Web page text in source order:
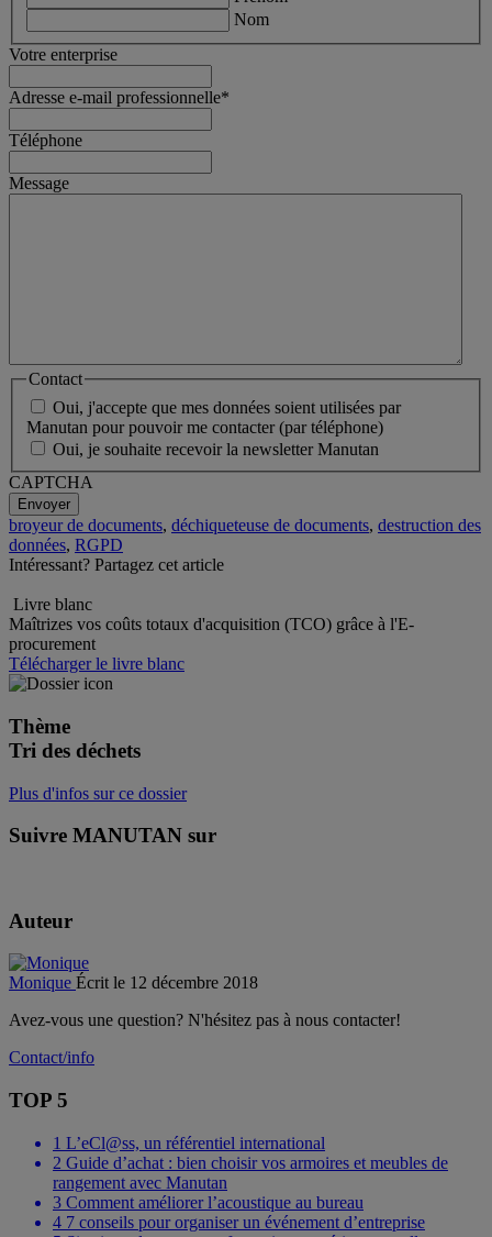
Nom
Votre enterprise
Adresse e-mail professionnelle*
Téléphone
Message
Contact
Oui, j'accepte que mes données soient utilisées par
Manutan pour pouvoir me contacter (par téléphone)
Oui, je souhaite recevoir la newsletter Manutan
CAPTCHA
broyeur de documents, déchiqueteuse de documents, destruction des
données, RGPD
Intéressant? Partagez cet article
Livre blanc
Maîtrizes vos coûts totaux d'acquisition (TCO) grâce à l'E-
procurement
Télécharger le livre blanc
Thème
Tri des déchets
Plus d'infos sur ce dossier
Suivre MANUTAN sur
Auteur
Monique Écrit le 12 décembre 2018
Avez-vous une question? N'hésitez pas à nous contacter!
Contact/info
TOP 5
1 L’eCl@ss, un référentiel international
2 Guide d’achat : bien choisir vos armoires et meubles de
rangement avec Manutan
3 Comment améliorer l’acoustique au bureau
4 7 conseils pour organiser un événement d’entreprise